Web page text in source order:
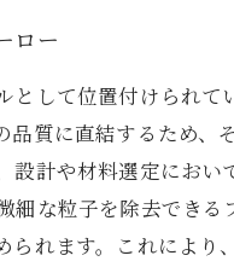
ロー
して位置付けられ
質に直結するため
計や材料選定にお
な粒子を除去でき
れます。これによ